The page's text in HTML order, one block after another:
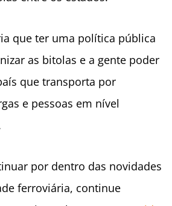
que ter uma política pública
as bitolas e a gente poder
que transporta por
e pessoas em nível
por dentro das novidades
ferroviária, continue